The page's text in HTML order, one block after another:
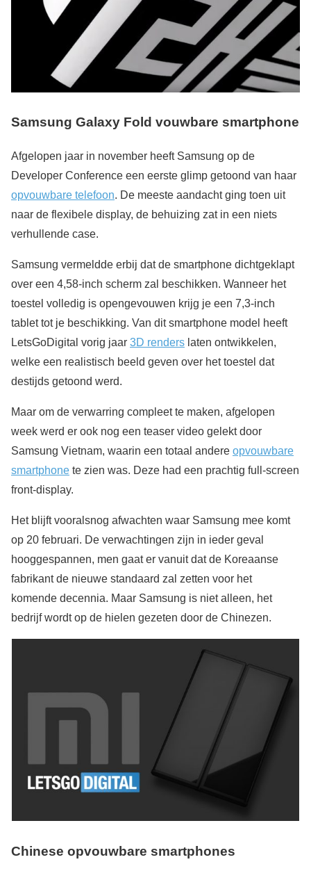
Samsung Galaxy Fold vouwbare smartphone
Afgelopen jaar in november heeft Samsung op de
Developer Conference een eerste glimp getoond van haar
opvouwbare telefoon. De meeste aandacht ging toen uit
naar de flexibele display, de behuizing zat in een niets
verhullende case.
Samsung vermeldde erbij dat de smartphone dichtgeklapt
over een 4,58-inch scherm zal beschikken. Wanneer het
toestel volledig is opengevouwen krijg je een 7,3-inch
tablet tot je beschikking. Van dit smartphone model heeft
LetsGoDigital vorig jaar 3D renders laten ontwikkelen,
welke een realistisch beeld geven over het toestel dat
destijds getoond werd.
Maar om de verwarring compleet te maken, afgelopen
week werd er ook nog een teaser video gelekt door
Samsung Vietnam, waarin een totaal andere opvouwbare
smartphone te zien was. Deze had een prachtig full-screen
front-display.
Het blijft vooralsnog afwachten waar Samsung mee komt
op 20 februari. De verwachtingen zijn in ieder geval
hooggespannen, men gaat er vanuit dat de Koreaanse
fabrikant de nieuwe standaard zal zetten voor het
komende decennia. Maar Samsung is niet alleen, het
bedrijf wordt op de hielen gezeten door de Chinezen.
Chinese opvouwbare smartphones